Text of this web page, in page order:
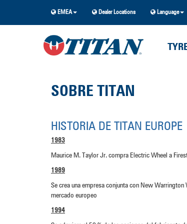
EMEA Dealer Locations Language
SOBRE TITAN
HISTORIA DE TITAN EUROPE
1983
Maurice M. Taylor Jr. compra Electric Wheel a
1989
Se crea una empresa conjunta con New
mercado europeo
1994